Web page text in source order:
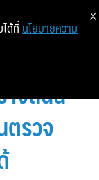
น้า
างถนน
ตรวจ
ได้ที่ นโยบายความ
X